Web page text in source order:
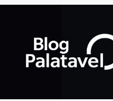
conteúdo